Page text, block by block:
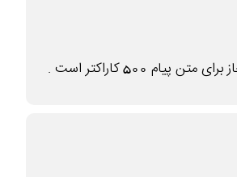
پیام 500 کاراکتر است .